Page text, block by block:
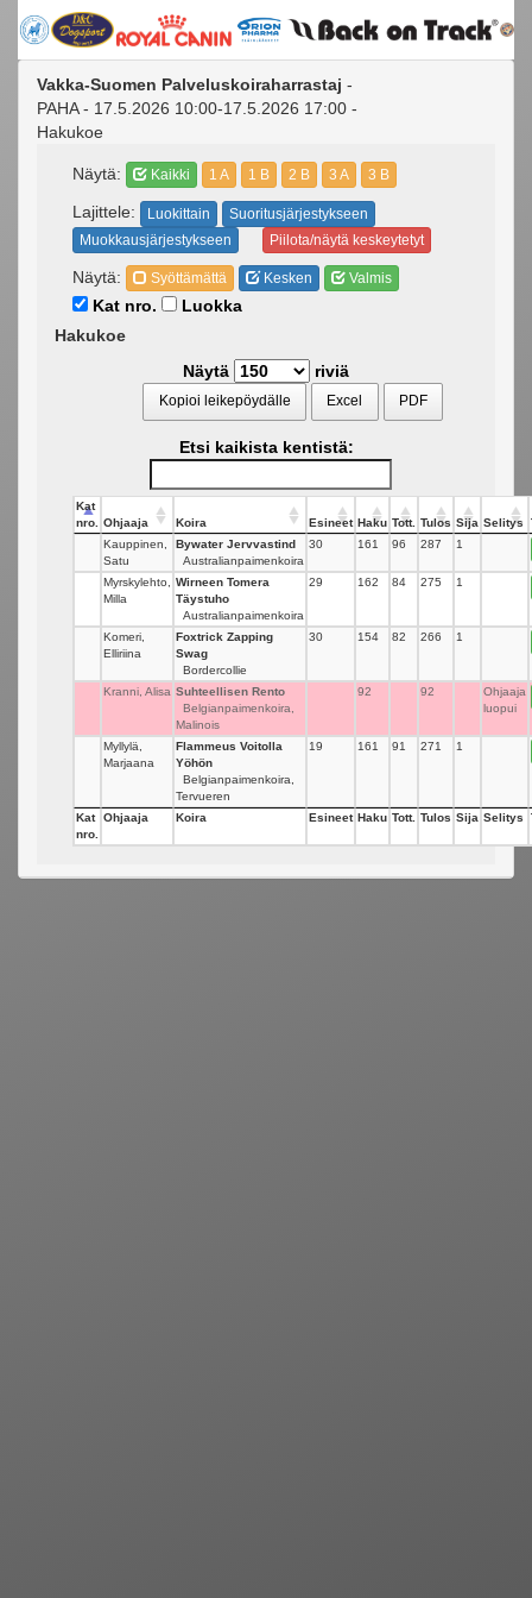
Vakka-Suomen Palveluskoiraharrastaj -
PAHA - 17.5.2026 10:00-17.5.2026 17:00 -
Hakukoe
Näytä: Kaikki 1 A 1 B 2 B 3 A 3 B
Lajittele: Luokittain
Suoritusjärjestykseen
Muokkausjärjestykseen
Piilota/näytä keskeytetyt
Näytä: Syöttämättä Kesken Valmis
Kat nro.
Luokka
Hakukoe
Näytä
riviä
Kopioi leikepöydälle Excel PDF
Etsi kaikista kentistä:
Kat
nro.
Ohjaaja Koira Esineet Haku Tott. Tulos Sija Selitys
Kauppinen,
Satu
Bywater Jervvastind
Australianpaimenkoira
30 161 96 287 1
Myrskylehto,
Milla
Wirneen Tomera
Täystuho
Australianpaimenkoira
29 162 84 275 1
Komeri,
Elliriina
Foxtrick Zapping
Swag
Bordercollie
30 154 82 266 1
Kranni, Alisa Suhteellisen Rento
Belgianpaimenkoira,
Malinois
92 92
Ohjaaja
luopui
Myllylä,
Marjaana
Flammeus Voitolla
Yöhön
Belgianpaimenkoira,
Tervueren
19 161 91 271 1
Kat
nro.
Ohjaaja Koira Esineet Haku Tott. Tulos Sija Selitys